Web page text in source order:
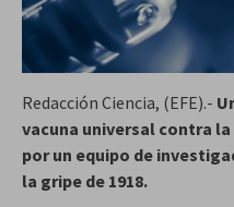
Redacción Ciencia, (EFE).-
vacuna universal contra
por un equipo de
la gripe de 1918.